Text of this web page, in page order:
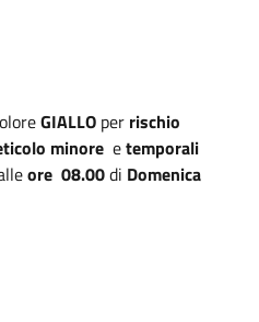
GIALLO per rischio
minore etemporali
ore 08.00di Domenica